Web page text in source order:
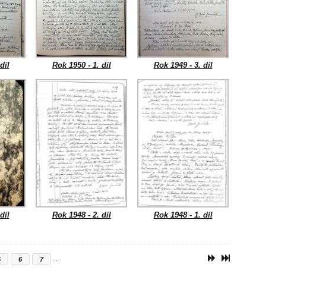
Rok 1950 - 1. díl Rok 1949 - 3. díl
Rok 1948 - 2. díl Rok 1948 - 1. díl
6 7